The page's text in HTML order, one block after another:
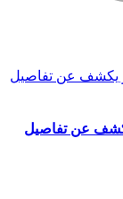
يكشف عن تفاصيل